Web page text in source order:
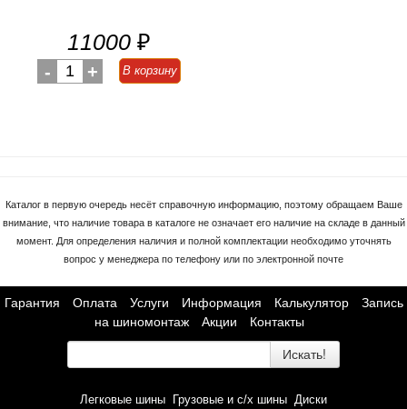
11000 ₽
- 1 + В корзину
Каталог в первую очередь несёт справочную информацию, поэтому обращаем Ваше
внимание, что наличие товара в каталоге не означает его наличие на складе в данный
момент. Для определения наличия и полной комплектации необходимо уточнять
вопрос у менеджера по телефону или по электронной почте
Гарантия Оплата Услуги Информация Калькулятор
Запись
на шиномонтаж
Акции Контакты
Искать!
Легковые шины Грузовые и с/х шины Диски